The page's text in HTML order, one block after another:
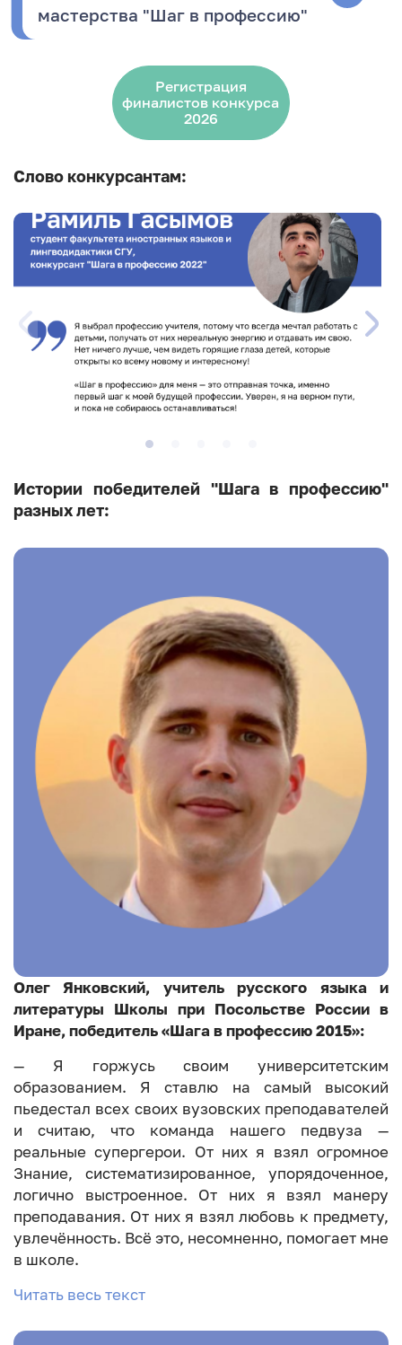
мастерства "Шаг в профессию"
Регистрация
финалистов конкурса
2026
Слово конкурсантам:
Истории победителей "Шага в профессию"
разных лет:
Олег Янковский, учитель русского языка и
литературы Школы при Посольстве России в
Иране, победитель «Шага в профессию 2015»:
— Я горжусь своим университетским
образованием. Я ставлю на самый высокий
пьедестал всех своих вузовских преподавателей
и считаю, что команда нашего педвуза —
реальные супергерои. От них я взял огромное
Знание, систематизированное, упорядоченное,
логично выстроенное. От них я взял манеру
преподавания. От них я взял любовь к предмету,
увлечённость. Всё это, несомненно, помогает мне
в школе.
Читать весь текст